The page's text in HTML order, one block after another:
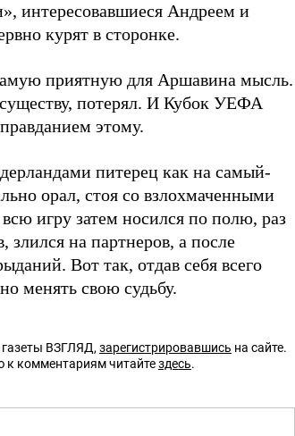
интересовавшиеся Андреем и
курят в сторонке.
приятную для Аршавина мысль.
потерял. И Кубок УЕФА
этому.
питерец как на самый-
орал, стоя со взлохмаченными
игру затем носился по полю, раз
злился на партнеров, а после
Вот так, отдав себя всего
менять свою судьбу.
ВЗГЛЯД, зарегистрировавшись на сайте.
к комментариям читайтездесь.